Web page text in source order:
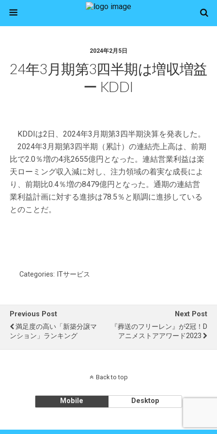
2024年2月5日
24年3月期第3四半期は増収増益
ー KDDI
KDDIは2日、2024年3月期第3四半期決算を発表した。
2024年3月期第3四半期（累計）の連結売上高は、前期
比で2.0％増の4兆2655億円となった。連結営業利益は楽
天ローミング収入減に対し、注力領域の着実な成長によ
り、前期比0.4％増の8479億円となった。通期の連結営
業利益計画に対する進捗は78.5％と順調に進捗している
とのことだ。
Categories: ITサービス
Previous Post
満足度の高い「新築分譲マ
ンション」ランキング
Next Post
『葬送のフリーレン』が2冠！d
アニメストアアワード2023
Back to top
Mobile Desktop